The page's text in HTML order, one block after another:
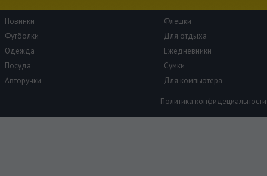
Новинки
Флешки
Футболки
Для отдыха
Одежда
Ежедневники
Посуда
Сумки
Авторучки
Для компьютера
Политика конфидециальности